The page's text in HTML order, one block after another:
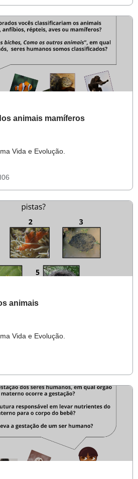
animais mamíferos
Vida e Evolução.
animais
Vida e Evolução.